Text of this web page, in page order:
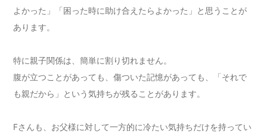
よかった」「困った時に助け合えたらよかった」と思うことが
あります。
特に親子関係は、簡単に割り切れません。
腹が立つことがあっても、傷ついた記憶があっても、「それで
も親だから」という気持ちが残ることがあります。
Fさんも、お父様に対して一方的に冷たい気持ちだけを持ってい